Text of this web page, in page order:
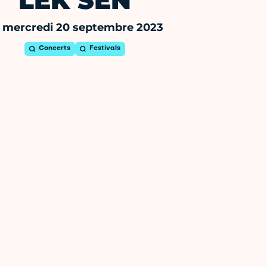
mercredi 20 septembre 2023
Concerts Festivals